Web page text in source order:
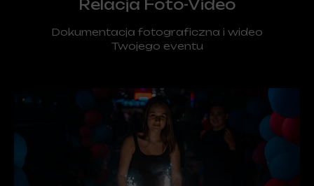
Relacja Foto-Video
Dokumentacja fotograficzna i wideo
Twojego eventu